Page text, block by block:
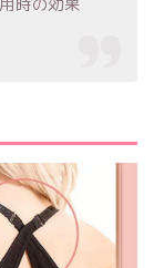
時の効果